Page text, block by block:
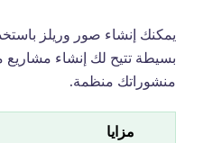
بسيطة تتيح لك إنشاء
منشوراتك منظمة.
مزايا